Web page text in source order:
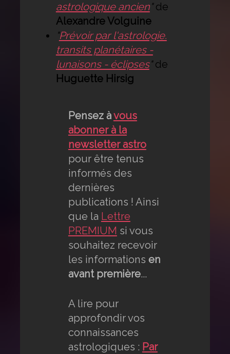
astrologique ancien"de
Alexandre Volguine
"Prévoir par l'astrologie.
transits planétaires -
lunaisons - éclipses"de
Huguette Hirsig
Pensez àvous
abonner à la
newsletter astro
pour être tenus
informés des
dernières
publications ! Ainsi
que la Lettre
PREMIUM si vous
souhaitez recevoir
les informations en
avant première...
A lire pour
approfondir vos
connaissances
astrologiques : Par